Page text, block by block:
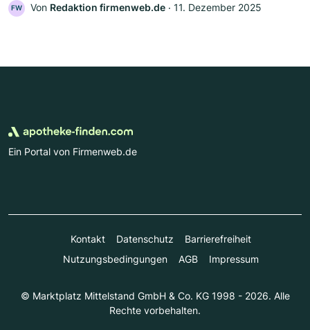
FW Von Redaktion firmenweb.de ‧ 11. Dezember 2025
Ein Portal von Firmenweb.de
Kontakt Datenschutz
Barrierefreiheit
Nutzungsbedingungen
AGB Impressum
© Marktplatz Mittelstand GmbH & Co. KG 1998 - 2026. Alle
Rechte vorbehalten.